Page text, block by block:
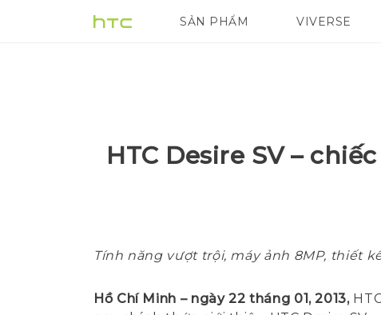
SẢN PHẨM
VIVE G REIGNS
VIVERSE
HTC Desire SV –
Tính năng vượt trội, máy ảnh 8MP, thiết
Hồ Chí Minh – ngày 22 tháng 01, 2013,